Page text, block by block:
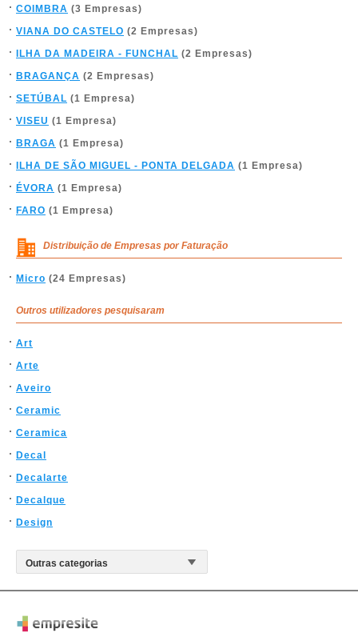
COIMBRA (3 Empresas)
VIANA DO CASTELO (2 Empresas)
ILHA DA MADEIRA - FUNCHAL (2 Empresas)
BRAGANÇA (2 Empresas)
SETÚBAL (1 Empresa)
VISEU (1 Empresa)
BRAGA (1 Empresa)
ILHA DE SÃO MIGUEL - PONTA DELGADA (1 Empresa)
ÉVORA (1 Empresa)
FARO (1 Empresa)
Distribuição de Empresas por Faturação
Micro (24 Empresas)
Outros utilizadores pesquisaram
Art
Arte
Aveiro
Ceramic
Ceramica
Decal
Decalarte
Decalque
Design